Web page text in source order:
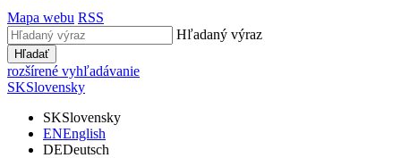
Mapa webu RSS
Hľadaný výraz
Hľadať
rozšírené vyhľadávanie
SKSlovensky
SKSlovensky
ENEnglish
DEDeutsch